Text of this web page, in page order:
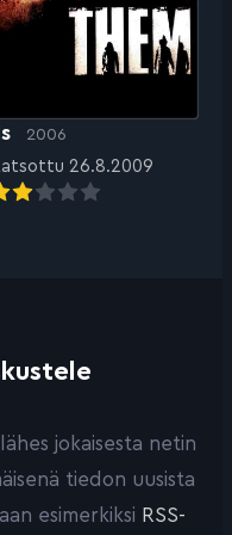
2006
26.8.2009
jokaisesta netin
tiedon uusista
esimerkiksi RSS-